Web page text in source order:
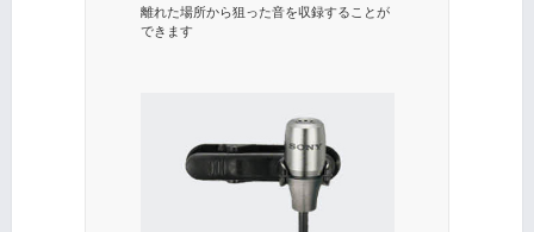
離れた場所から狙った音を収録することが
できます